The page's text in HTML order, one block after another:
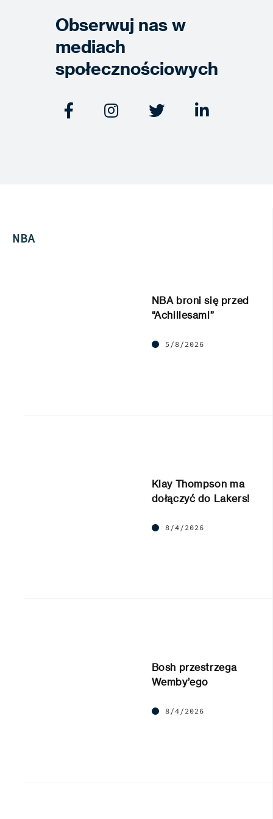
Obserwuj nas w
mediach
społecznościowych
   
NBA
NBA broni się przed
“Achillesami”
5/8/2026
Klay Thompson ma
dołączyć do Lakers!
8/4/2026
Bosh przestrzega
Wemby’ego
8/4/2026